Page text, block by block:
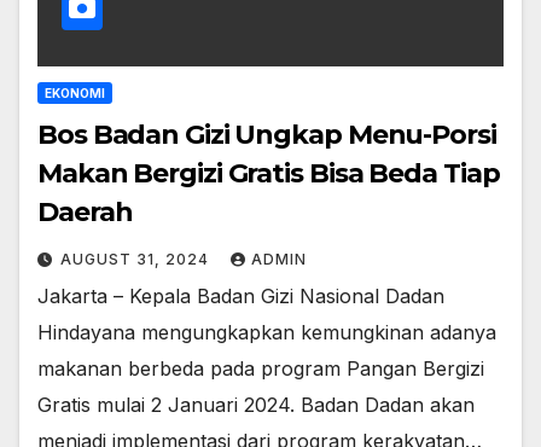
EKONOMI
Bos Badan Gizi Ungkap Menu-Porsi
Makan Bergizi Gratis Bisa Beda Tiap
Daerah
AUGUST 31, 2024 ADMIN
Jakarta – Kepala Badan Gizi Nasional Dadan
Hindayana mengungkapkan kemungkinan adanya
makanan berbeda pada program Pangan Bergizi
Gratis mulai 2 Januari 2024. Badan Dadan akan
menjadi implementasi dari program kerakyatan…